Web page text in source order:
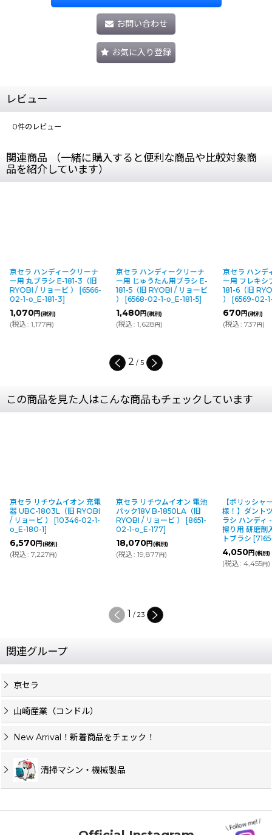
お問い合わせ
お気に入り登録
レビュー
0件のレビュー
関連商品 （一緒に購入すると便利な商品や比較対象商
品を紹介しています）
京セラ ハンディークリーナ
ー用 丸ブラシ E-181-3（旧
RYOBI / リョービ ）
[6566-
02-1-o_E-181-3]
1,070円(税別)
(税込: 1,177円)
京セラ ハンディークリーナ
ー用 じゅうたん用ブラシ E-
181-5（旧 RYOBI / リョービ
）
[6568-02-1-o_E-181-5]
1,480円(税別)
(税込: 1,628円)
京セラ ハンデ
ー用 フレキシ
181-6（旧
）
[6569-02-
670円(税別)
(税込: 737円)
2 / 5
この商品を見た人はこんな商品もチェックしています
京セラ リチウムイオン 充電
器 UBC-1803L（旧 RYOBI
/ リョービ ）
[10346-02-1-
o_E-180-1]
6,570円(税別)
(税込: 7,227円)
京セラ リチウムイオン 電池
パック18V B-1850LA（旧
RYOBI / リョービ ）
[8651-
02-1-o_E-177]
18,070円(税別)
(税込: 19,877円)
【ポリッシャ
様！】ダント
ラシ ハンディ
擦り用 研磨剤
トブラシ [
4,050円(税別)
(税込: 4,455円)
1 / 23
関連グループ
京セラ
山崎産業（コンドル）
New Arrival！新着商品をチェック！
清掃マシン・機械製品